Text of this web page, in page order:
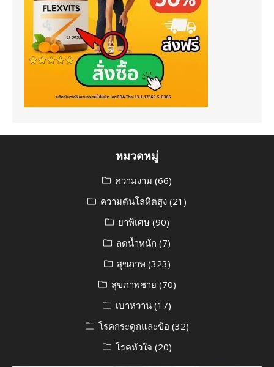
หมวดหมู่
ความงาม (66)
ความดันโลหิตสูง (21)
ยาพิเศษ(90)
ลดน้ำหนัก (7)
สุขภาพ (323)
สุขภาพชาย (70)
เบาหวาน (17)
โรคกระดูกและข้อ (32)
โรคหัวใจ (20)